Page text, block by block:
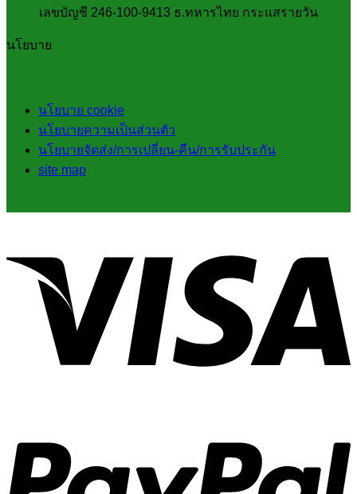
เลขบัญชี 246-100-9413 ธ.ทหารไทย กระแสรายวัน
นโยบาย
นโยบาย cookie
นโยบายความเป็นส่วนตัว
นโยบายจัดส่ง/การเปลี่ยน-คืน/การรับประกัน
site map